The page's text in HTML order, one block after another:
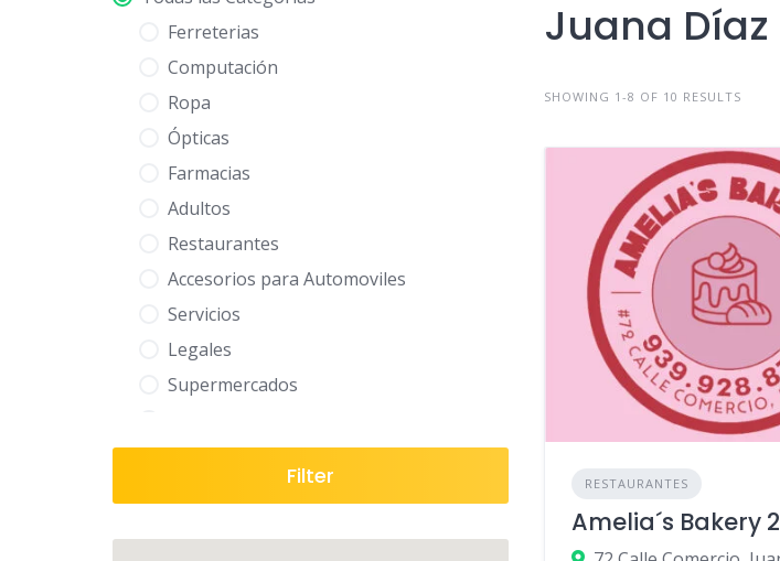
Ferreterias
Computación
Ropa
Ópticas
Farmacias
Adultos
Restaurantes
Accesorios para Automoviles
Servicios
Legales
Supermercados
Salud
Filter
Juana Díaz
SHOWING 1-8 OF 10 RESULTS
RESTAURANTES
Amelia´s Bakery 2